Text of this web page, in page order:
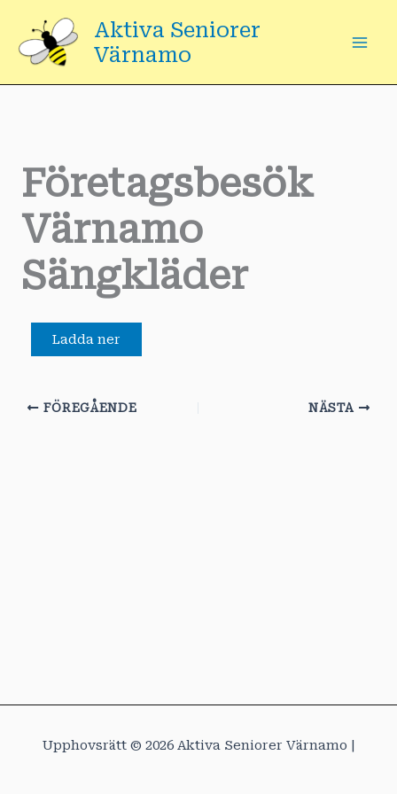
innehåll
Aktiva Seniorer
Värnamo
Företagsbesök
Värnamo
Sängkläder
Ladda ner
FÖREGÅENDE NÄSTA
Upphovsrätt © 2026 Aktiva Seniorer Värnamo |